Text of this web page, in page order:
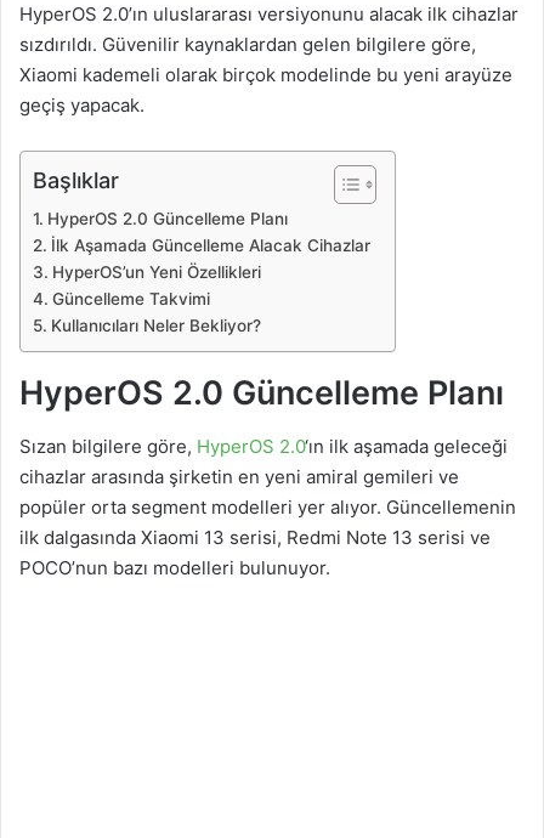
m
e
k
HyperOS 2.0’ın uluslararası versiyonunu alacak ilk cihazlar
sızdırıldı. Güvenilir kaynaklardan gelen bilgilere göre,
Xiaomi kademeli olarak birçok modelinde bu yeni arayüze
geçiş yapacak.
Başlıklar
HyperOS 2.0 Güncelleme Planı
İlk Aşamada Güncelleme Alacak Cihazlar
HyperOS’un Yeni Özellikleri
Güncelleme Takvimi
Kullanıcıları Neler Bekliyor?
HyperOS 2.0 Güncelleme Planı
Sızan bilgilere göre, HyperOS 2.0‘ın ilk aşamada geleceği
cihazlar arasında şirketin en yeni amiral gemileri ve
popüler orta segment modelleri yer alıyor. Güncellemenin
ilk dalgasında Xiaomi 13 serisi, Redmi Note 13 serisi ve
POCO’nun bazı modelleri bulunuyor.